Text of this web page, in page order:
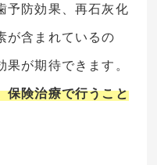
予防効果、再石灰化
が含まれているの
が期待できます。
保険治療で行うこと